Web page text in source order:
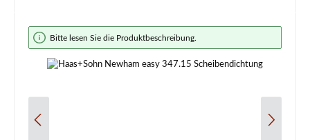
Bildergalerie überspringen
Bitte lesen Sie die Produktbeschreibung.